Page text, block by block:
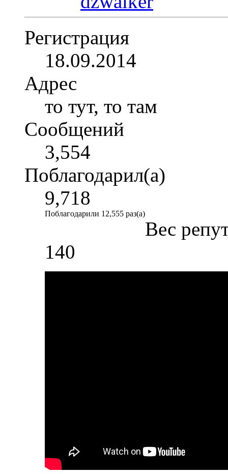
Регистрация
18.09.2014
Адрес
то тут, то там
Сообщений
3,554
Поблагодарил(а)
9,718
Поблагодарили 12,555 раз(а)
Вес
140